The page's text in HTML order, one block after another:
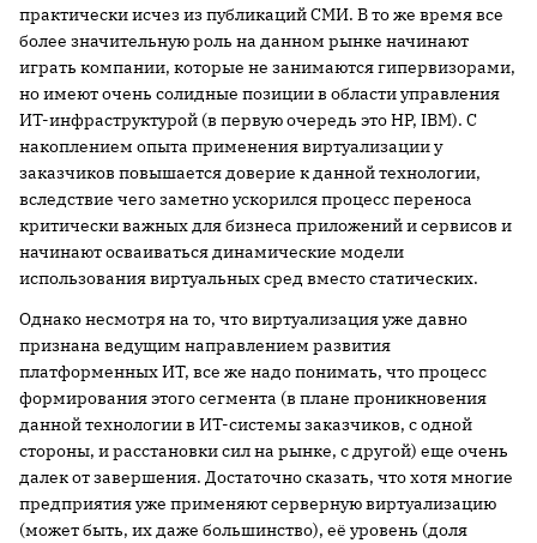
практически исчез из публикаций СМИ. В то же время все
более значительную роль на данном рынке начинают
играть компании, которые не занимаются гипервизорами,
но имеют очень солидные позиции в области управления
ИТ-инфраструктурой (в первую очередь это HP, IBM). С
накоплением опыта применения виртуализации у
заказчиков повышается доверие к данной технологии,
вследствие чего заметно ускорился процесс переноса
критически важных для бизнеса приложений и сервисов и
начинают осваиваться динамические модели
использования виртуальных сред вместо статических.
Однако несмотря на то, что виртуализация уже давно
признана ведущим направлением развития
платформенных ИТ, все же надо понимать, что процесс
формирования этого сегмента (в плане проникновения
данной технологии в ИТ-системы заказчиков, с одной
стороны, и расстановки сил на рынке, с другой) еще очень
далек от завершения. Достаточно сказать, что хотя многие
предприятия уже применяют серверную виртуализацию
(может быть, их даже большинство), её уровень (доля